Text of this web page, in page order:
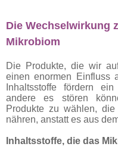
Die Wechselwirkung
Mikrobiom
Die Produkte, die wir
einen enormen Einfluss
Inhaltsstoffe fördern
andere es stören
Produkte zu wählen,
nähren, anstatt es aus
Inhaltsstoffe, die das